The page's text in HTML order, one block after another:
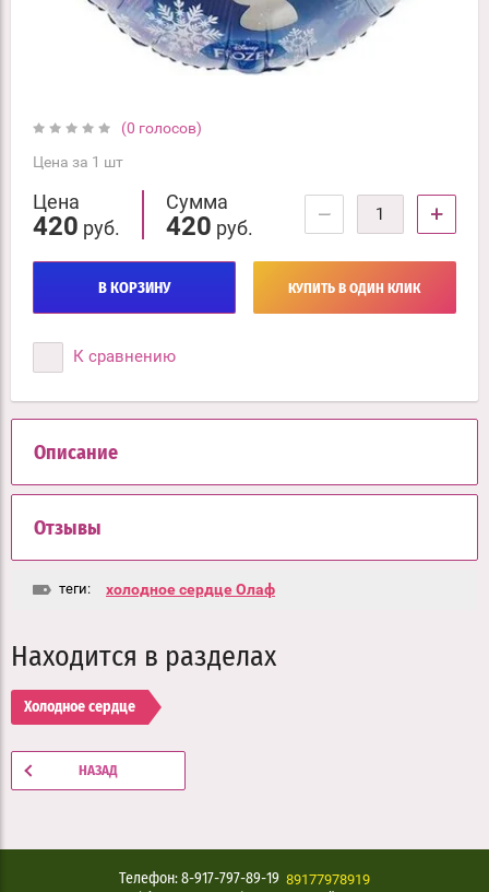
(0 голосов)
Цена за 1 шт
Цена
420 руб.
Сумма
420 руб.
− +
В КОРЗИНУ КУПИТЬ В ОДИН КЛИК
К сравнению
Описание
Отзывы
теги: холодное сердце Олаф
Находится в разделах
Холодное сердце
НАЗАД
Телефон: 8-917-797-89-19 89177978919